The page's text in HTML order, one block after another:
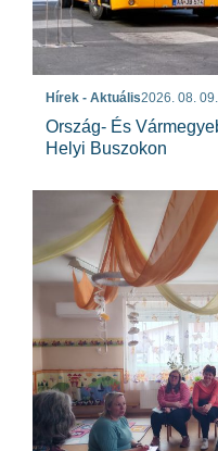
Hírek - Aktuális2026. 08. 09.
Ország- És
Helyi Buszokon